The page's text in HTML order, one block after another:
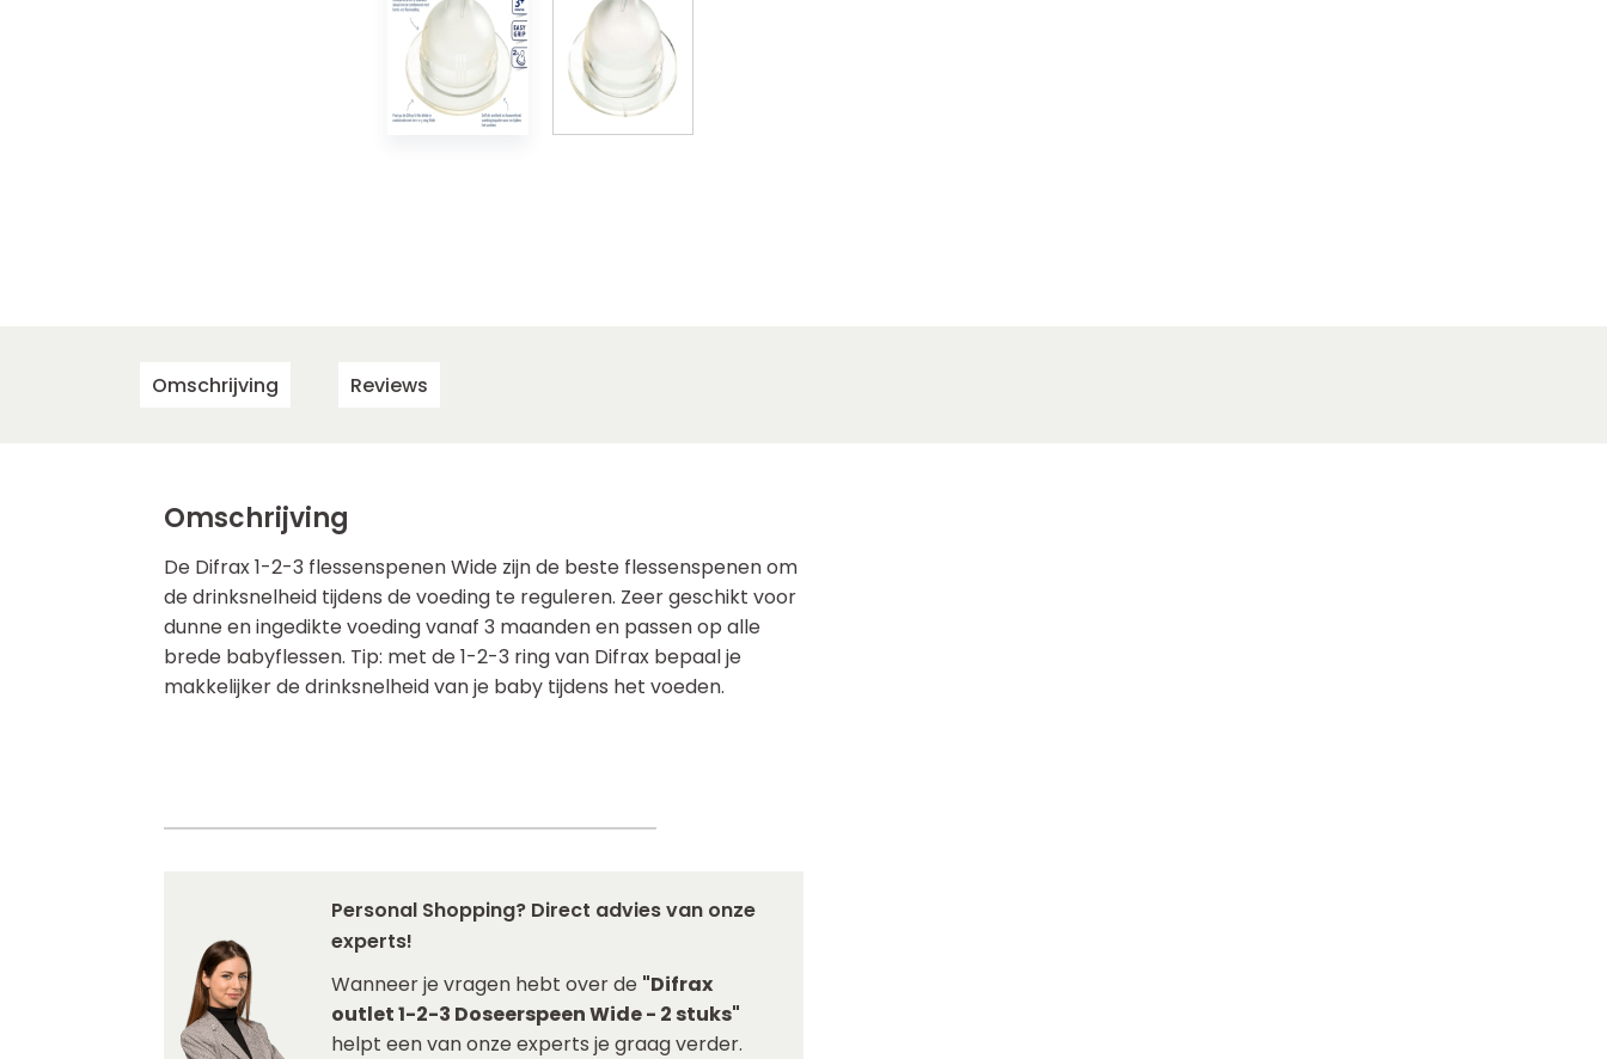
Omschrijving Reviews
Omschrijving
De Difrax 1-2-3 flessenspenen Wide zijn de beste flessenspenen om
de drinksnelheid tijdens de voeding te reguleren. Zeer geschikt voor
dunne en ingedikte voeding vanaf 3 maanden en passen op alle
brede babyflessen. Tip: met de 1-2-3 ring van Difrax bepaal je
makkelijker de drinksnelheid van je baby tijdens het voeden.
Personal Shopping? Direct advies van onze
experts!
Wanneer je vragen hebt over de "Difrax
outlet 1-2-3 Doseerspeen Wide - 2 stuks"
helpt een van onze experts je graag verder.